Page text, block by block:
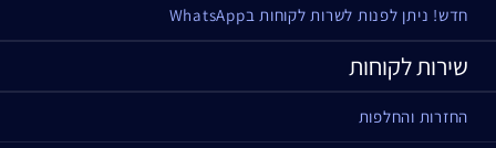
חדש! ניתן לפנות לשרות לקוחות בWhatsApp
שירות לקוחות
החזרות והחלפות